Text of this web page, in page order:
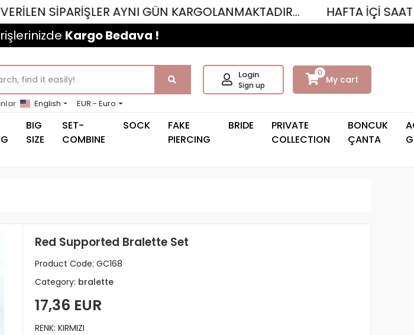
AYNI GÜN KARGOLANMAKTADIR...
HAFTA İÇİ SAAT 12.00'YE
Kargo Bedava !
English EUR - Euro
Login
Sign up
0
My cart
BIG
SIZE
SET-
COMBINE
SOCK
FAKE
PIERCING
BRIDE
PRIVATE
COLLECTION
BONCUK
ÇANTA
Red Supported Bralette Set
Product Code: GC168
Category: bralette
17,36 EUR
RENK: KIRMIZI